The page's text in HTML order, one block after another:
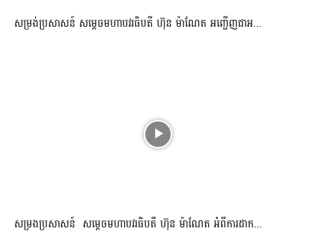
សម្រង់ប្រសាសន៍ សម្ដេចមហាបវរធិបតី ហ៊ុន ម៉ាណែត អញ្ជើញជាអ...
សម្រងប្រសាសន៍ សម្ដេចមហាបវរធិបតី ហ៊ុន ម៉ាណែត អំពីការដាក...